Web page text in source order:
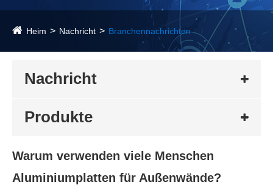
Heim Nachricht Branchennachrichten
Nachricht
Produkte
Warum verwenden viele Menschen
Aluminiumplatten für Außenwände?